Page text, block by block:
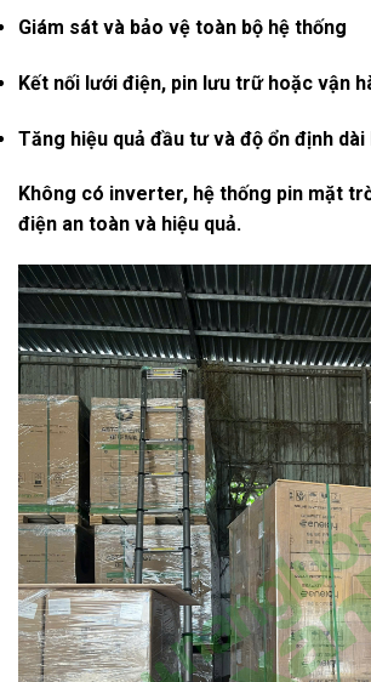
Giám sát và bảo vệ toàn bộ hệ thống
Kết nối lưới điện, pin lưu trữ hoặc vận
Tăng hiệu quả đầu tư và độ ổn định dài
Không có inverter, hệ thống pin mặt
điện an toàn và hiệu quả.